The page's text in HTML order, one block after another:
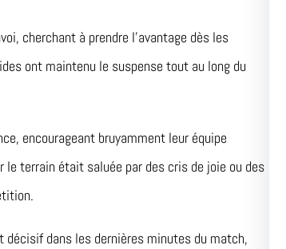
cherchant à prendre l’avantage dès les
ont maintenu le suspense tout au long du
encourageant bruyamment leur équipe
terrain était saluée par des cris de joie ou des
décisif dans les dernières minutes du match,